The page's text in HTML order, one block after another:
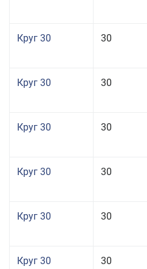
Круг 30 30
Круг 30 30
Круг 30 30
Круг 30 30
Круг 30 30
Круг 30 30